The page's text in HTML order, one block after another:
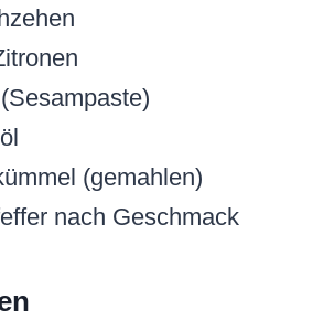
(gemahlen)
nach Geschmack